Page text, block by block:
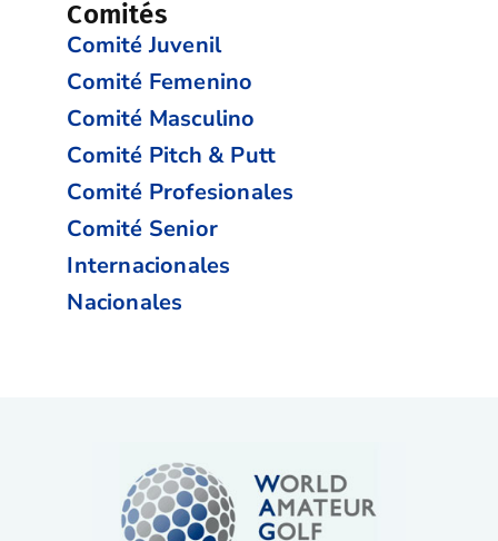
Comités
Comité Juvenil
Comité Femenino
Comité Masculino
Comité Pitch & Putt
Comité Profesionales
Comité Senior
Internacionales
Nacionales